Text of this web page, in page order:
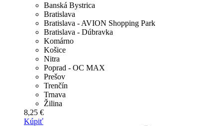
Banská Bystrica
Bratislava
Bratislava - AVION Shopping Park
Bratislava - Dúbravka
Komárno
Košice
Nitra
Poprad - OC MAX
Prešov
Trenčín
Trnava
Žilina
8,25 €
Kúpiť